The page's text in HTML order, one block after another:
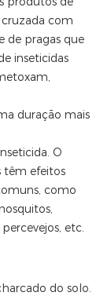
com
de pragas que
inseticidas
duração mais
O
têm efeitos
como
etc.
do solo.